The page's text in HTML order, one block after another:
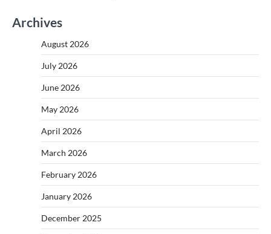
Archives
August 2026
July 2026
June 2026
May 2026
April 2026
March 2026
February 2026
January 2026
December 2025